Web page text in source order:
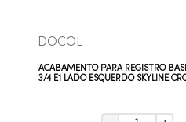
DOCOL
ACABAMENTO PARA REGISTRO
3/4 E1 LADO ESQUERDO SKYLINE